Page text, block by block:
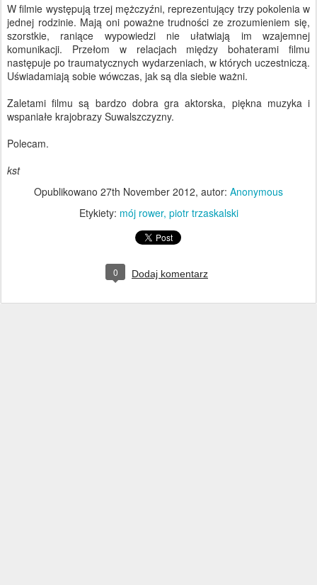
W filmie występują trzej mężczyźni, reprezentujący trzy pokolenia w
jednej rodzinie. Mają oni poważne trudności ze zrozumieniem się,
szorstkie, raniące wypowiedzi nie ułatwiają im wzajemnej
komunikacji. Przełom w relacjach między bohaterami filmu
następuje po traumatycznych wydarzeniach, w których uczestniczą.
Uświadamiają sobie wówczas, jak są dla siebie ważni.
Zaletami filmu są bardzo dobra gra aktorska, piękna muzyka i
wspaniałe krajobrazy Suwalszczyzny.
Polecam.
kst
Opublikowano 27th November 2012, autor: Anonymous
Etykiety: mój rower piotr trzaskalski
0 Dodaj komentarz